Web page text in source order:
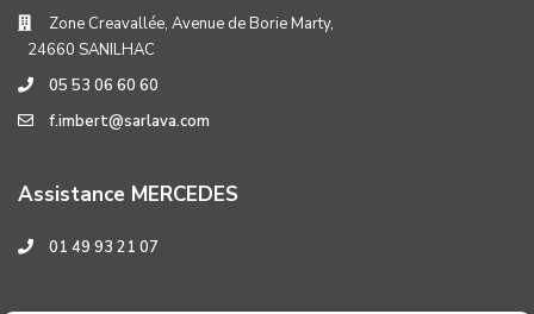
Zone Creavallée, Avenue de Borie Marty,
24660 SANILHAC
05 53 06 60 60
f.imbert@sarlava.com
Assistance MERCEDES
01 49 93 21 07